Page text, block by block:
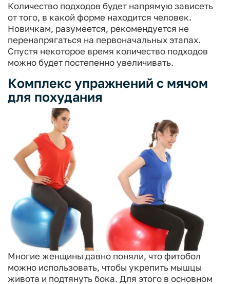
Количество подходов будет напрямую зависеть
от того, в какой форме находится человек.
Новичкам, разумеется, рекомендуется не
перенапрягаться на первоначальных этапах.
Спустя некоторое время количество подходов
можно будет постепенно увеличивать.
Комплекс упражнений с мячом
для похудания
Многие женщины давно поняли, что фитобол
можно использовать, чтобы укрепить мышцы
живота и подтянуть бока. Для этого в основном